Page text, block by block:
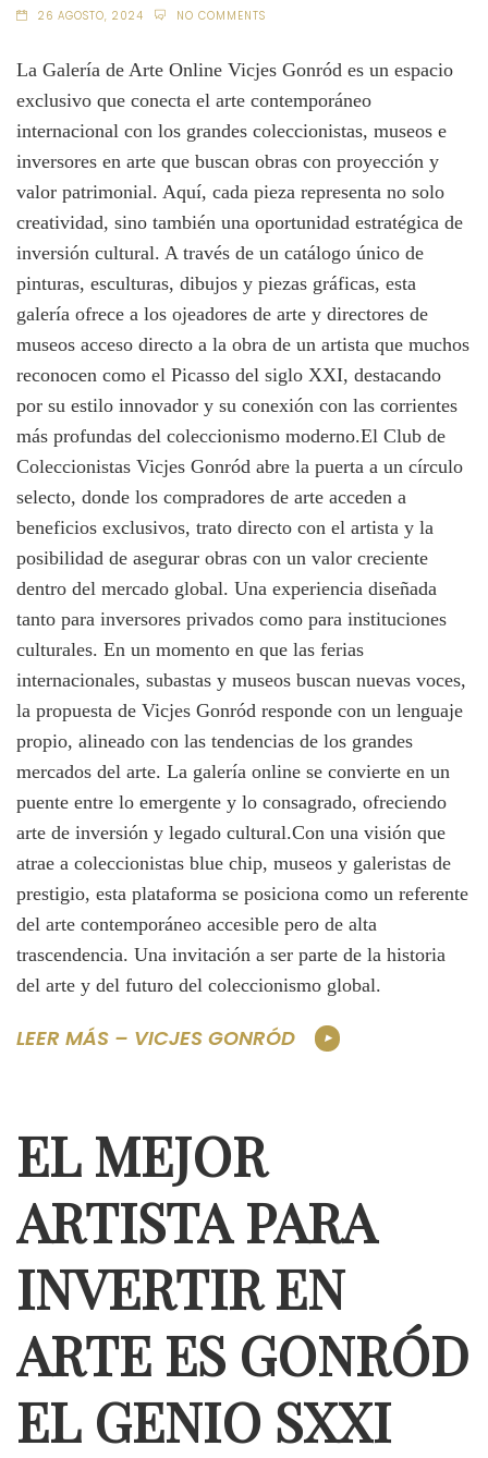
26 AGOSTO, 2024 NO COMMENTS
La Galería de Arte Online Vicjes Gonród es un espacio
exclusivo que conecta el arte contemporáneo
internacional con los grandes coleccionistas, museos e
inversores en arte que buscan obras con proyección y
valor patrimonial. Aquí, cada pieza representa no solo
creatividad, sino también una oportunidad estratégica de
inversión cultural. A través de un catálogo único de
pinturas, esculturas, dibujos y piezas gráficas, esta
galería ofrece a los ojeadores de arte y directores de
museos acceso directo a la obra de un artista que muchos
reconocen como el Picasso del siglo XXI, destacando
por su estilo innovador y su conexión con las corrientes
más profundas del coleccionismo moderno.El Club de
Coleccionistas Vicjes Gonród abre la puerta a un círculo
selecto, donde los compradores de arte acceden a
beneficios exclusivos, trato directo con el artista y la
posibilidad de asegurar obras con un valor creciente
dentro del mercado global. Una experiencia diseñada
tanto para inversores privados como para instituciones
culturales. En un momento en que las ferias
internacionales, subastas y museos buscan nuevas voces,
la propuesta de Vicjes Gonród responde con un lenguaje
propio, alineado con las tendencias de los grandes
mercados del arte. La galería online se convierte en un
puente entre lo emergente y lo consagrado, ofreciendo
arte de inversión y legado cultural.Con una visión que
atrae a coleccionistas blue chip, museos y galeristas de
prestigio, esta plataforma se posiciona como un referente
del arte contemporáneo accesible pero de alta
trascendencia. Una invitación a ser parte de la historia
del arte y del futuro del coleccionismo global.
LEER MÁS – VICJES GONRÓD
EL MEJOR
ARTISTA PARA
INVERTIR EN
ARTE ES GONRÓD
EL GENIO SXXI